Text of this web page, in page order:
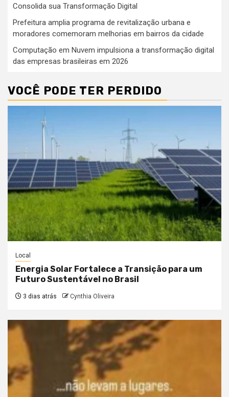
Consolida sua Transformação Digital
Prefeitura amplia programa de revitalização urbana e
moradores comemoram melhorias em bairros da cidade
Computação em Nuvem impulsiona a transformação digital
das empresas brasileiras em 2026
VOCÊ PODE TER PERDIDO
Local
Energia Solar Fortalece a Transição para um
Futuro Sustentável no Brasil
3 dias atrás Cynthia Oliveira